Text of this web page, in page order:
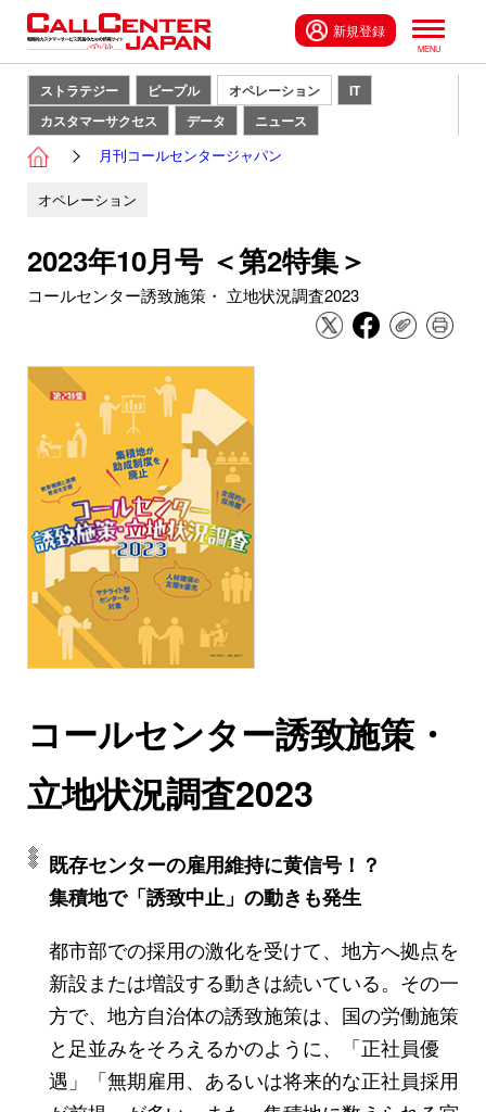
新規登録
ストラテジー ピープル オペレーション
IT
カスタマーサクセス
データ ニュース
月刊コールセンタージャパン
オペレーション
2023年10月号 ＜第2特集＞
コールセンター誘致施策・ 立地状況調査2023
コールセンター誘致施策・
立地状況調査2023
既存センターの雇用維持に黄信号！？
集積地で「誘致中止」の動きも発生
都市部での採用の激化を受けて、地方へ拠点を
新設または増設する動きは続いている。その一
方で、地方自治体の誘致施策は、国の労働施策
と足並みをそろえるかのように、「正社員優
遇」「無期雇用、あるいは将来的な正社員採用